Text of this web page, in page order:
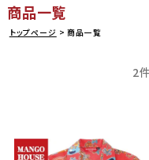
商品一覧
トップページ 商品一覧
2